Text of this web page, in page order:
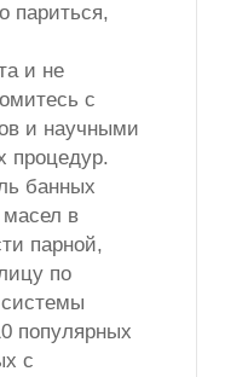
париться,
и не
с
и научными
процедур.
банных
в
парной,
по
популярных
с